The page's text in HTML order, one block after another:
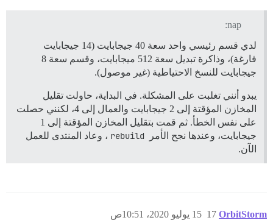
nap:
لدي قسم رئيسي واحد سعة 40 جيجابايت (14 جيجابايت
فارغة)، وذاكرة تبديل سعة 512 ميجابايت، وقسم سعة 8
جيجابايت للنسخ الاحتياطية (غير موصول).
يبدو أنني تغلبت على المشكلة. في البداية، حاولت تقليل
المخازن المؤقتة إلى 2 جيجابايت والعمال إلى 4، لكنني حصلت
على نفس الخطأ. ثم قمت بتقليل المخازن المؤقتة إلى 1
جيجابايت، وعندها نجح الأمر
rebuild ، وعاد المنتدى للعمل
الآن.
OrbitStorm 15 يوليو 2020، 10:51ص 17